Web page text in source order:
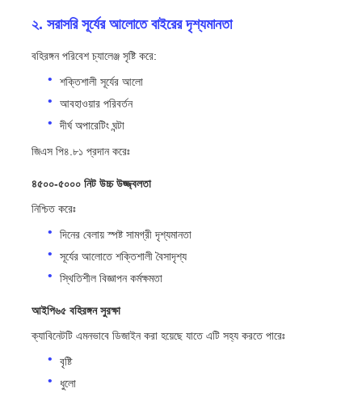
২. সরাসরি সূর্যের আলোতে বাইরের দৃশ্যমানতা
বহিরঙ্গন পরিবেশ চ্যালেঞ্জ সৃষ্টি করে:
শক্তিশালী সূর্যের আলো
আবহাওয়ার পরিবর্তন
দীর্ঘ অপারেটিং ঘন্টা
জিএস পি৪.৮১ প্রদান করেঃ
৪৫০০-৫০০০ নিট উচ্চ উজ্জ্বলতা
নিশ্চিত করেঃ
দিনের বেলায় স্পষ্ট সামগ্রী দৃশ্যমানতা
সূর্যের আলোতে শক্তিশালী বৈসাদৃশ্য
স্থিতিশীল বিজ্ঞাপন কর্মক্ষমতা
আইপি৬৫ বহিরঙ্গন সুরক্ষা
ক্যাবিনেটটি এমনভাবে ডিজাইন করা হয়েছে যাতে এটি সহ্য করতে পারেঃ
বৃষ্টি
ধুলো